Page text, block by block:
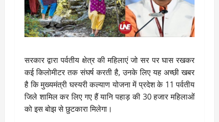
सरकार द्वारा पर्वतीय क्षेत्र की महिलाएं जो सर पर घास रखकर
कई किलोमीटर तक संघर्ष करती है, उनके लिए यह अच्छी खबर
है कि मुख्यमंत्री घस्यरी कल्याण योजना में प्रदेश के 11 पर्वतीय
जिले शामिल कर लिए गए हैं यानि पहाड़ की 30 हजार महिलाओं
को इस बोझ से छुटकारा मिलेगा।